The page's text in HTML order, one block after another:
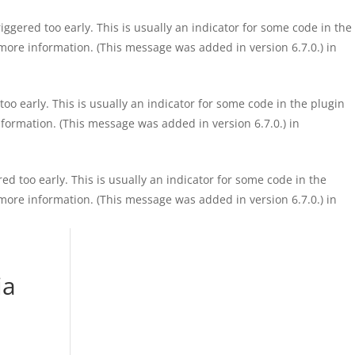
too early. This is usually an indicator for some code in the
information. (This message was added in version 6.7.0.) in
early. This is usually an indicator for some code in the plugin
(This message was added in version 6.7.0.) in
too early. This is usually an indicator for some code in the
information. (This message was added in version 6.7.0.) in